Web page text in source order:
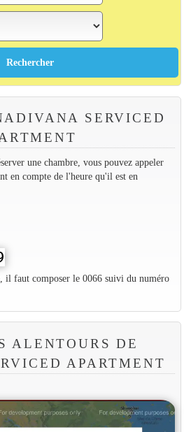
SERVICED
une chambre, vous pouvez appeler
en compte de l'heure qu'il est en
il faut composer le 0066 suivi du numéro
ALENTOURS DE
APARTMENT